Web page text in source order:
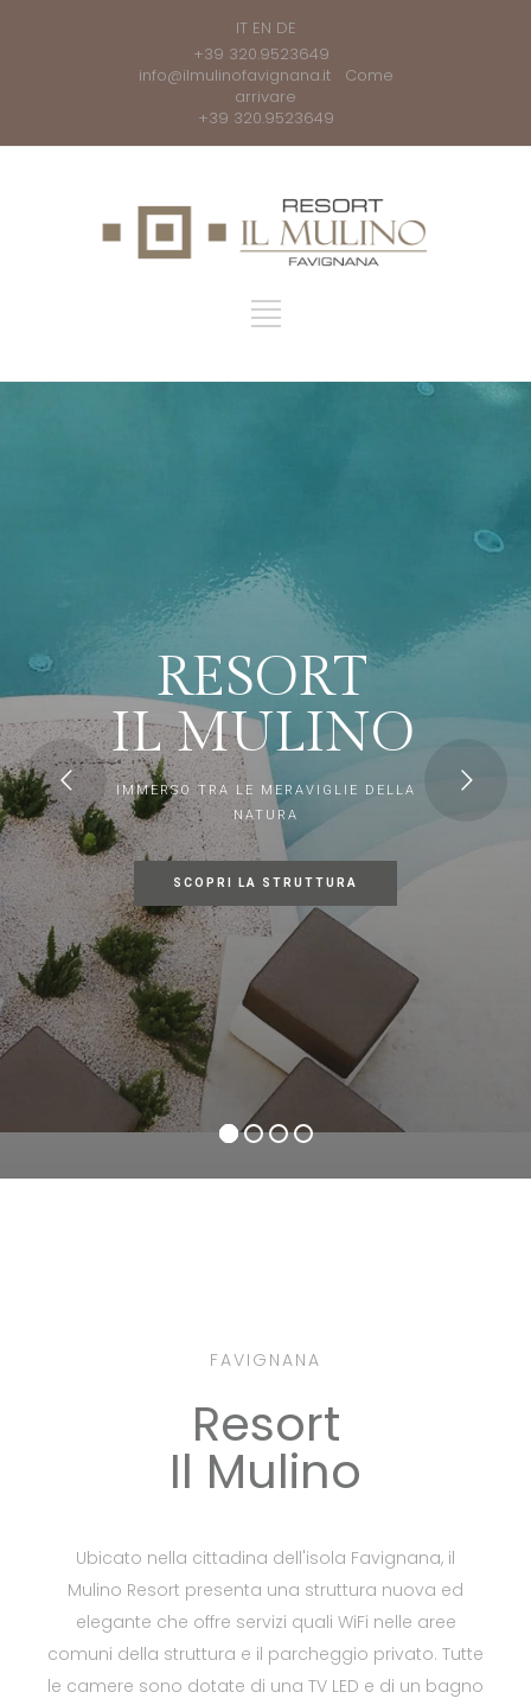
IT EN DE
+39 320.9523649
info@ilmulinofavignana.it
Come
arrivare
+39 320.9523649
FAVIGNANA
Resort
Il Mulino
Ubicato nella cittadina dell'isola Favignana, il
Mulino Resort presenta una struttura nuova ed
elegante che offre servizi quali WiFi nelle aree
comuni della struttura e il parcheggio privato. Tutte
le camere sono dotate di una TV LED e di un bagno